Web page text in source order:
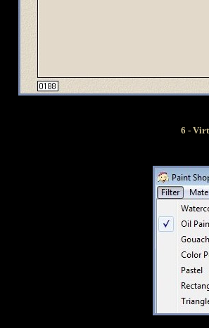
6 -